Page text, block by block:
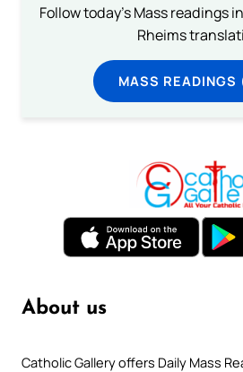
Follow today's Mass readings
Rheims
MASS READINGS
About us
Catholic Gallery offers Daily Mass